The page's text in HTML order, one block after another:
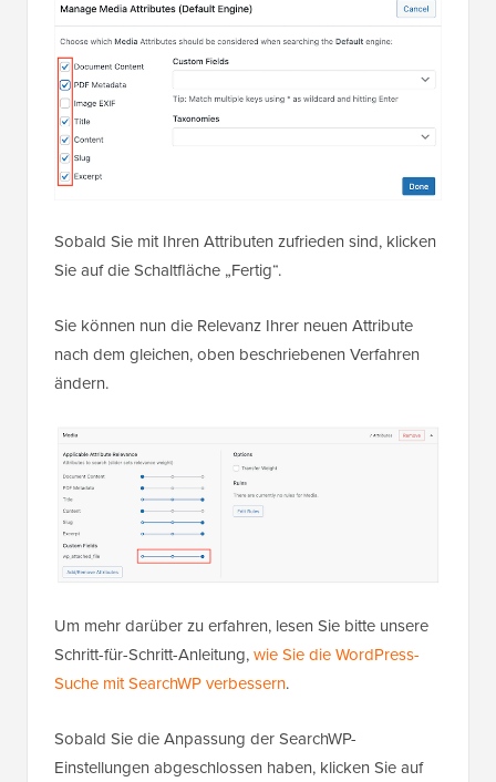
Sobald Sie mit Ihren Attributen zufrieden sind, klicken
Sie auf die Schaltfläche „Fertig“.
Sie können nun die Relevanz Ihrer neuen Attribute
nach dem gleichen, oben beschriebenen Verfahren
ändern.
Um mehr darüber zu erfahren, lesen Sie bitte unsere
Schritt-für-Schritt-Anleitung,wie Sie die WordPress-
Suche mit SearchWP verbessern.
Sobald Sie die Anpassung der SearchWP-
Einstellungen abgeschlossen haben, klicken Sie auf